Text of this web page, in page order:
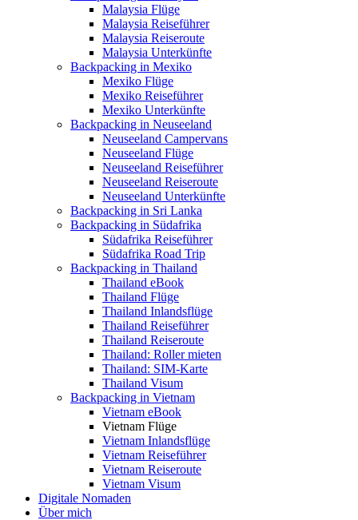
Malaysia Flüge
Malaysia Reiseführer
Malaysia Reiseroute
Malaysia Unterkünfte
Backpacking in Mexiko
Mexiko Flüge
Mexiko Reiseführer
Mexiko Unterkünfte
Backpacking in Neuseeland
Neuseeland Campervans
Neuseeland Flüge
Neuseeland Reiseführer
Neuseeland Reiseroute
Neuseeland Unterkünfte
Backpacking in Sri Lanka
Backpacking in Südafrika
Südafrika Reiseführer
Südafrika Road Trip
Backpacking in Thailand
Thailand eBook
Thailand Flüge
Thailand Inlandsflüge
Thailand Reiseführer
Thailand Reiseroute
Thailand: Roller mieten
Thailand: SIM-Karte
Thailand Visum
Backpacking in Vietnam
Vietnam eBook
Vietnam Flüge
Vietnam Inlandsflüge
Vietnam Reiseführer
Vietnam Reiseroute
Vietnam Visum
Digitale Nomaden
Über mich